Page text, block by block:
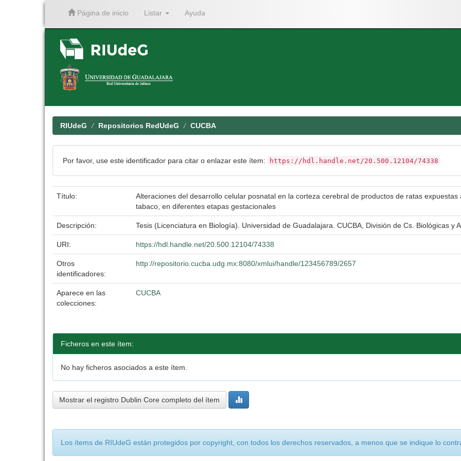
Página de inicio Listar Ayuda
RIUdeG Repositorios RedUdeG CUCBA
Por favor, use este identificador para citar o enlazar este ítem: https://hdl.handle.net/20.500.12104/74338
Título:
Alteraciones del desarrollo celular posnatal en la corteza cerebral de productos de ratas
tabaco, en diferentes etapas gestacionales
Descripción: Tesis (Licenciatura en Biología). Universidad de Guadalajara. CUCBA, División de Cs. Biológicas y
URI: https://hdl.handle.net/20.500.12104/74338
Otros
identificadores:
http://repositorio.cucba.udg.mx:8080/xmlui/handle/123456789/2657
Aparece en las
colecciones:
CUCBA
Ficheros en este ítem:
No hay ficheros asociados a este ítem.
Mostrar el registro Dublin Core completo del ítem
Los ítems de RIUdeG están protegidos por copyright, con todos los derechos reservados, a menos que se indique lo